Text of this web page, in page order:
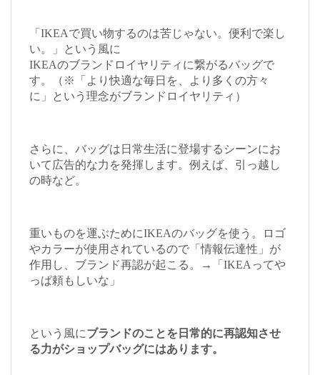
「IKEAで買い物するのは苦じゃない。便利で楽し
い。」という風に
IKEAのブランドロイヤリティに繋がるバッグで
す。（※「より快適な毎日を、より多くの方々
に」という理念がブランドロイヤリティ）
さらに、バッグは日常生活に登場するシーンにお
いて広告的な力を発揮します。例えば、引っ越し
の時など。
重いものを運ぶためにIKEAのバッグを使う。ロゴ
やカラーが使用されているので「情報伝達性」が
作用し、ブランド再認が起こる。→「IKEAってや
っぱ頼もしいな」
という風にブランドのことを日常的に再認知させ
る力がショップバッグにはあります。